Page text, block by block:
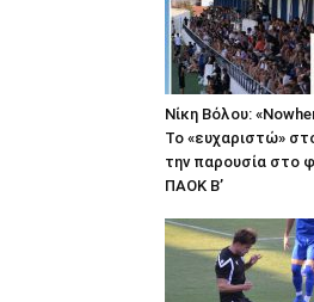
Νίκη Βόλου:
Το «ευχαριστώ»
την παρουσία στο
ΠΑΟΚ Β’